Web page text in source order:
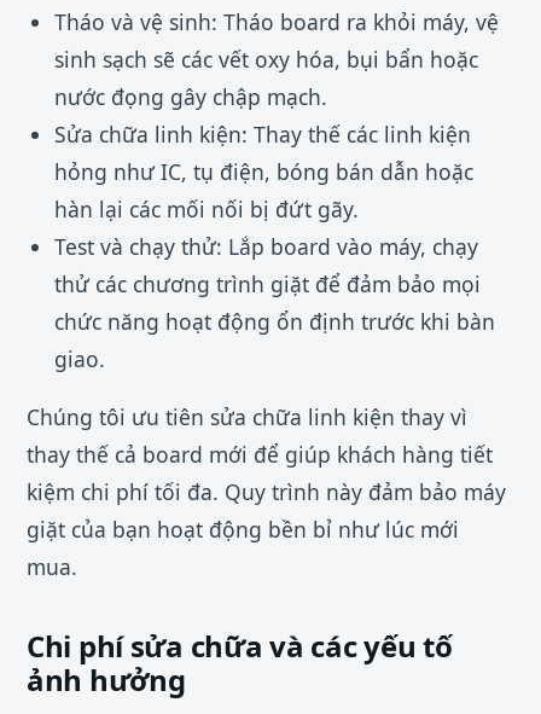
Tháo và vệ sinh: Tháo board ra khỏi máy, vệ
sinh sạch sẽ các vết oxy hóa, bụi bẩn hoặc
nước đọng gây chập mạch.
Sửa chữa linh kiện: Thay thế các linh kiện
hỏng như IC, tụ điện, bóng bán dẫn hoặc
hàn lại các mối nối bị đứt gãy.
Test và chạy thử: Lắp board vào máy, chạy
thử các chương trình giặt để đảm bảo mọi
chức năng hoạt động ổn định trước khi bàn
giao.
Chúng tôi ưu tiên sửa chữa linh kiện thay vì
thay thế cả board mới để giúp khách hàng tiết
kiệm chi phí tối đa. Quy trình này đảm bảo máy
giặt của bạn hoạt động bền bỉ như lúc mới
mua.
Chi phí sửa chữa và các yếu tố
ảnh hưởng